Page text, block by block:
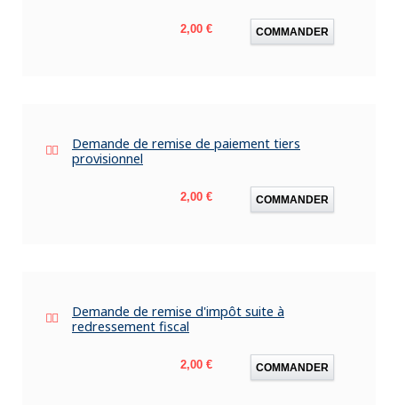
Prix
2,00 € COMMANDER
Demande de remise de paiement tiers
provisionnel
Prix
2,00 € COMMANDER
Demande de remise d'impôt suite à
redressement fiscal
Prix
2,00 € COMMANDER